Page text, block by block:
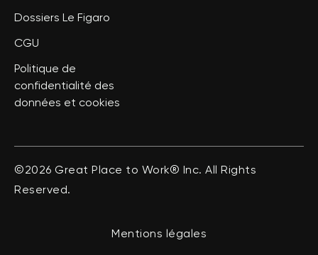
Dossiers Le Figaro
CGU
Politique de
confidentialité des
données et cookies
©2026 Great Place to Work® Inc. All Rights
Reserved.
Mentions légales